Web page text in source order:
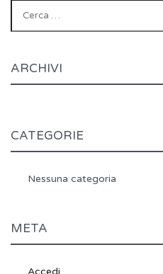
ARCHIVI
CATEGORIE
Nessuna categoria
META
Accedi